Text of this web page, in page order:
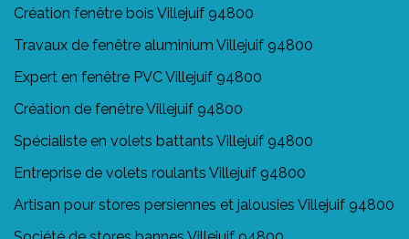
Création fenêtre bois Villejuif 94800
Travaux de fenêtre aluminium Villejuif 94800
Expert en fenêtre PVC Villejuif 94800
Création de fenêtre Villejuif 94800
Spécialiste en volets battants Villejuif 94800
Entreprise de volets roulants Villejuif 94800
Artisan pour stores persiennes et jalousies Villejuif 94800